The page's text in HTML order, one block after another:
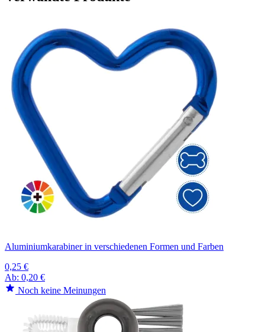
Aluminiumkarabiner in verschiedenen Formen und Farben
0,25 €
Ab: 0,20 €
Noch keine Meinungen